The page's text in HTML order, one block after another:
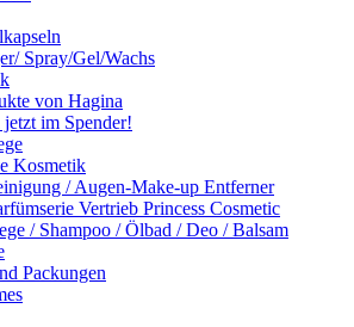
Spray/Gel/Wachs
von Hagina
im Spender!
Kosmetik
/ Augen-Make-up Entferner
Vertrieb Princess Cosmetic
/ Shampoo / Ölbad / Deo / Balsam
Packungen